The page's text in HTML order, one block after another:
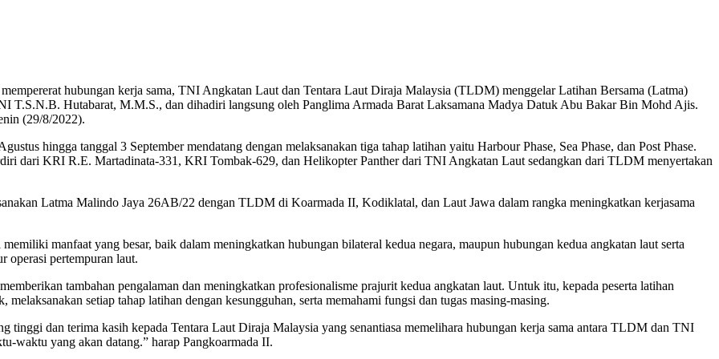
hubungan kerja sama, TNI Angkatan Laut dan Tentara Laut Diraja Malaysia (TLDM) menggelar Latihan Bersama (Latma)
T.S.N.B. Hutabarat, M.M.S., dan dihadiri langsung oleh Panglima Armada Barat Laksamana Madya Datuk Abu Bakar Bin Mohd Ajis.
(29/8/2022).
hingga tanggal 3 September mendatang dengan melaksanakan tiga tahap latihan yaitu Harbour Phase, Sea Phase, dan Post Phase.
dari KRI R.E. Martadinata-331, KRI Tombak-629, dan Helikopter Panther dari TNI Angkatan Laut sedangkan dari TLDM menyertakan
Latma Malindo Jaya 26AB/22 dengan TLDM di Koarmada II, Kodiklatal, dan Laut Jawa dalam rangka meningkatkan kerjasama
manfaat yang besar, baik dalam meningkatkan hubungan bilateral kedua negara, maupun hubungan kedua angkatan laut serta
operasi pertempuran laut.
tambahan pengalaman dan meningkatkan profesionalisme prajurit kedua angkatan laut. Untuk itu, kepada peserta latihan
setiap tahap latihan dengan kesungguhan, serta memahami fungsi dan tugas masing-masing.
tinggi dan terima kasih kepada Tentara Laut Diraja Malaysia yang senantiasa memelihara hubungan kerja sama antara TLDM dan TNI
waktu yang akan datang.” harap Pangkoarmada II.